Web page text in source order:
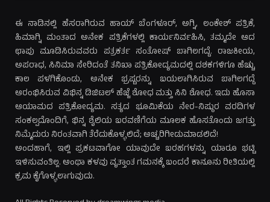
ಈ ನಾಡಿನಲ್ಲಿ ಹೆಸರಾಗಿರುವ ಹಾಯ್ ಬೆಂಗಳೂರ್, ಅಗ್ನಿ, ಲಂಕೇಶ್ ಪತ್ರಿಕೆ,
ಹಿಮಾಗ್ನಿ ಮಂತಾದ ಅನೇಕ ಪತ್ರಿಕೆಗಳಲ್ಲಿ ಕಾರ್ಯನಿರ್ವಹಿಸಿ, ತಮ್ಮದೇ ಆದ
ಛಾಪು ಮೂಡಿಸಿರುವವರು ಪತ್ರಕರ್ತ ಸಂತೋಷ್ ಬಾಗಿಲಗದ್ದೆ. ರಾಜಕೀಯ,
ಅಪರಾಧ, ಸಿನಿಮಾ ಸೇರಿದಂತೆ ತನಿಖಾ ಪತ್ರಿಕೋದ್ಯಮದಲ್ಲಿ ದಶಕಗಳಿಗೂ ಹೆಚ್ಚು
ಕಾಲ ಪಳಗಿಕೊಂಡು, ಅನೇಕ ಭ್ರಷ್ಟರನ್ನು ಬಯಲಾಗಿಸಿರುವ ಬಾಗಿಲಗದ್ದೆ
ಆರಂಭಿಸಿರುವ ವಿಭಿನ್ನ ಡಿಜಿಟಲ್ ಹೆಜ್ಜೆ ಶೋಧ ಮತ್ತು ಸಿನಿ ಶೋಧ. ಇದು ಹೊಸಾ
ಆಯಾಮದ ಪತ್ರಿಕೋದ್ಯಮ. ಸತ್ಯದ ಭೂಮಿಕೆಯ ನೇರ-ನಿಷ್ಠುರ ವರದಿಗಳ
ಸಂಕಲ್ಪದೊಂದಿಗೆ, ಭಿನ್ನ ಶೈಲಿಯ ಬರವಣಿಗೆಯ ಮೂಲಕ ಹೊಸತೊಂದು ಜಗತ್ತು
ನಿಮ್ಮೆದುರು ನಿರಂತವಾಗಿ ತೆರೆದುಕೊಳ್ಳಲಿದೆ; ಅಚ್ಚರಿಗೀಡುಮಾಡಲಿದೆ!
ಅಂದಹಾಗೆ, ಇಲ್ಲಿ ಪ್ರಕಟವಾಗೋ ಯಾವುದೇ ಬರಹಗಳನ್ನು ಯಾರೂ ಭಟ್ಟಿ
ಇಳಿಸುವಂತಿಲ್ಲ. ಅಂಥಾ ಕಳವು ವೃತ್ತಾಂತ ಗಮನಕ್ಕೆ ಬಂದರೆ ಕಾನೂನು ರೀತಿಯಲ್ಲಿ
ಕ್ರಮ ಕೈಗೊಳ್ಳಲಾಗುವುದು.